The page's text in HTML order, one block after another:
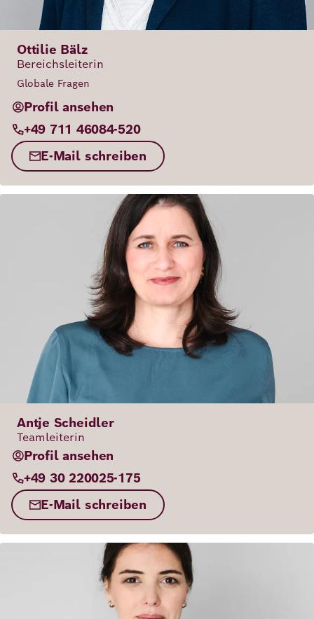
Ottilie Bälz
Bereichsleiterin
Globale Fragen
Profil ansehen
+49 711 46084-520
E-Mail schreiben
Antje Scheidler
Teamleiterin
Profil ansehen
+49 30 220025-175
E-Mail schreiben